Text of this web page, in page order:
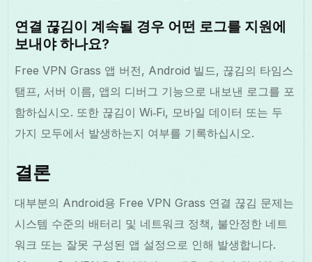
연결 끊김이 계속될 경우 어떤 로그를 지원에
보내야 하나요?
Free VPN Grass 앱 버전, Android 빌드, 끊김의 타임스
탬프, 서버 이름, 앱의 디버그 기능으로 내보낸 로그를 포
함하십시오. 또한 끊김이 Wi‑Fi, 모바일 데이터 또는 두
가지 모두에서 발생하는지 여부를 기록하십시오.
결론
대부분의 Android용 Free VPN Grass 연결 끊김 문제는
시스템 수준의 배터리 및 네트워크 정책, 불안정한 네트
워크 또는 잘못 구성된 앱 설정으로 인해 발생합니다.